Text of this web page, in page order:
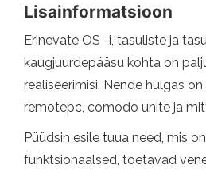
Lisainformatsioon
Erinevate OS -i, tasuliste ja
kaugjuurdepääsu kohta on
realiseerimisi. Nende hulgas
remotepc, comodo unite ja
Püüdsin esile tuua need, mis
funktsionaalsed, toetavad